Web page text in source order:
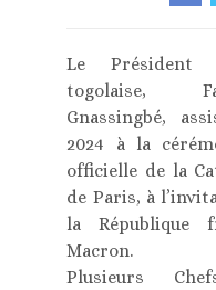
Le Président
togolaise,
Gnassingbé,
2024 à la
officielle de la
de Paris, à
la République
Macron.
Plusieurs